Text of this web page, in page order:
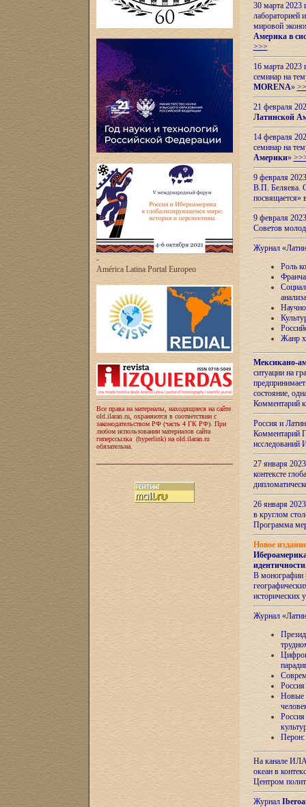
-
América Latina Portal Europeo
Все права на материалы, находящиеся на сайте
old.ilaran.ru, охраняются в соответствии с
законодательством РФ (часть 4 ГК РФ). При
любом использовании материалов сайта
гиперссылка (hyperlink) на old.ilaran.ru
обязательна.
30 марта 2023
лабораторией
мировой
Америка в
>>>
16 марта 2023
семинар на
MORENA»
21 февраля
Латинской
14 февраля
семинар на
Америки»
9 февраля
В.П. Беляева.
посвящается»
9 февраля
Советов
Журнал
Роль
анализа
Жанр
Мексикано-
ситуации на
состояние,
Комментарий
Россия и
Комментарий
27 января
контексте
26 января
в круглом
Программа
Новое
идентичности
В монографии
исторических
Журнал
Новые
Перон:
На канале
океан в
Центром
Журнал